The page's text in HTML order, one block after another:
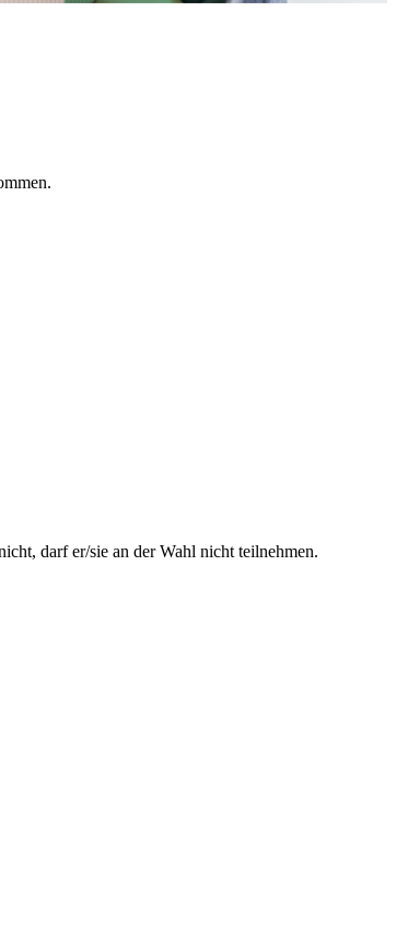
darf er/sie an der Wahl nicht teilnehmen.